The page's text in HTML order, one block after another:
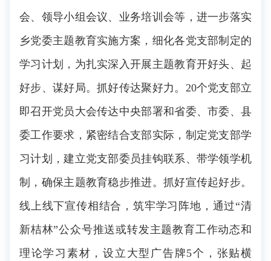
会、领导小组会议、业务培训会等，进一步落实
乡党委主题教育实施方案，细化各党支部制定的
学习计划，为扎实深入开展主题教育开好头、起
好步、谋好局。抓好传达聚好力。20个党支部立
即召开党员大会传达中央部署和省委、市委、县
委工作要求，紧密结合支部实际，制定党支部学
习计划，建立党支部委员挂钩联系、带学领学机
制，确保主题教育稳步推进。抓好宣传起好步。
线上线下宣传相结合，筑牢学习阵地，通过“清
新桔林”公众号推送或转发主题教育工作动态和
理论学习素材，设立大型广告牌5个，张贴横